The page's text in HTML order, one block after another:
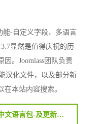
能-自定义字段、多语言
显然是值得庆祝的历
。Joomlass团队负责
汉化文件，以及部分新
本站内容搜索。
阅读全文: JOOMLA!3.7安装包-中文语言包-及更新补丁下载